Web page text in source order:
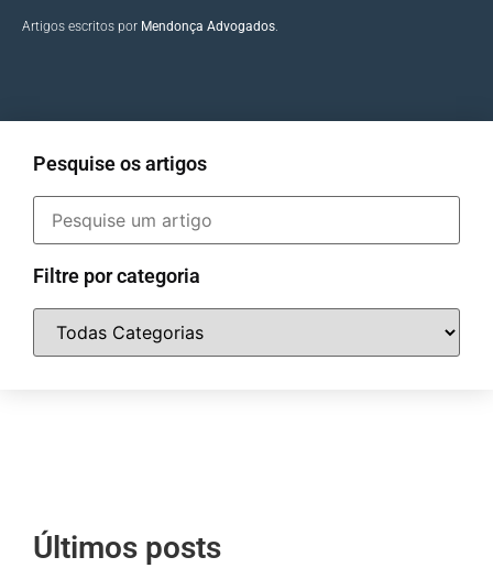
Artigos escritos por Mendonça Advogados.
Pesquise os artigos
Filtre por categoria
Últimos posts